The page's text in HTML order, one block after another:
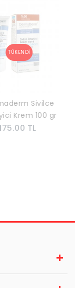
Sivilce
Krem 100 gr
TL